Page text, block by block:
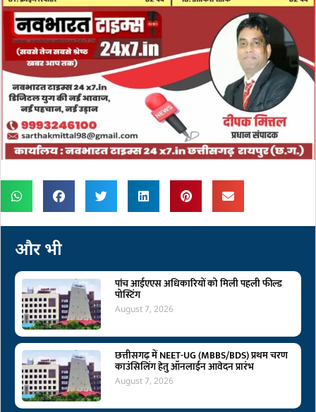
और भी
पांच आईएएस अधिकारियों को मिली पहली फील्ड
पोस्टिंग
August 7, 2026
छत्तीसगढ़ में NEET-UG (MBBS/BDS) प्रथम चरण
काउंसिलिंग हेतु ऑनलाईन आवेदन प्रारंभ
August 7, 2026